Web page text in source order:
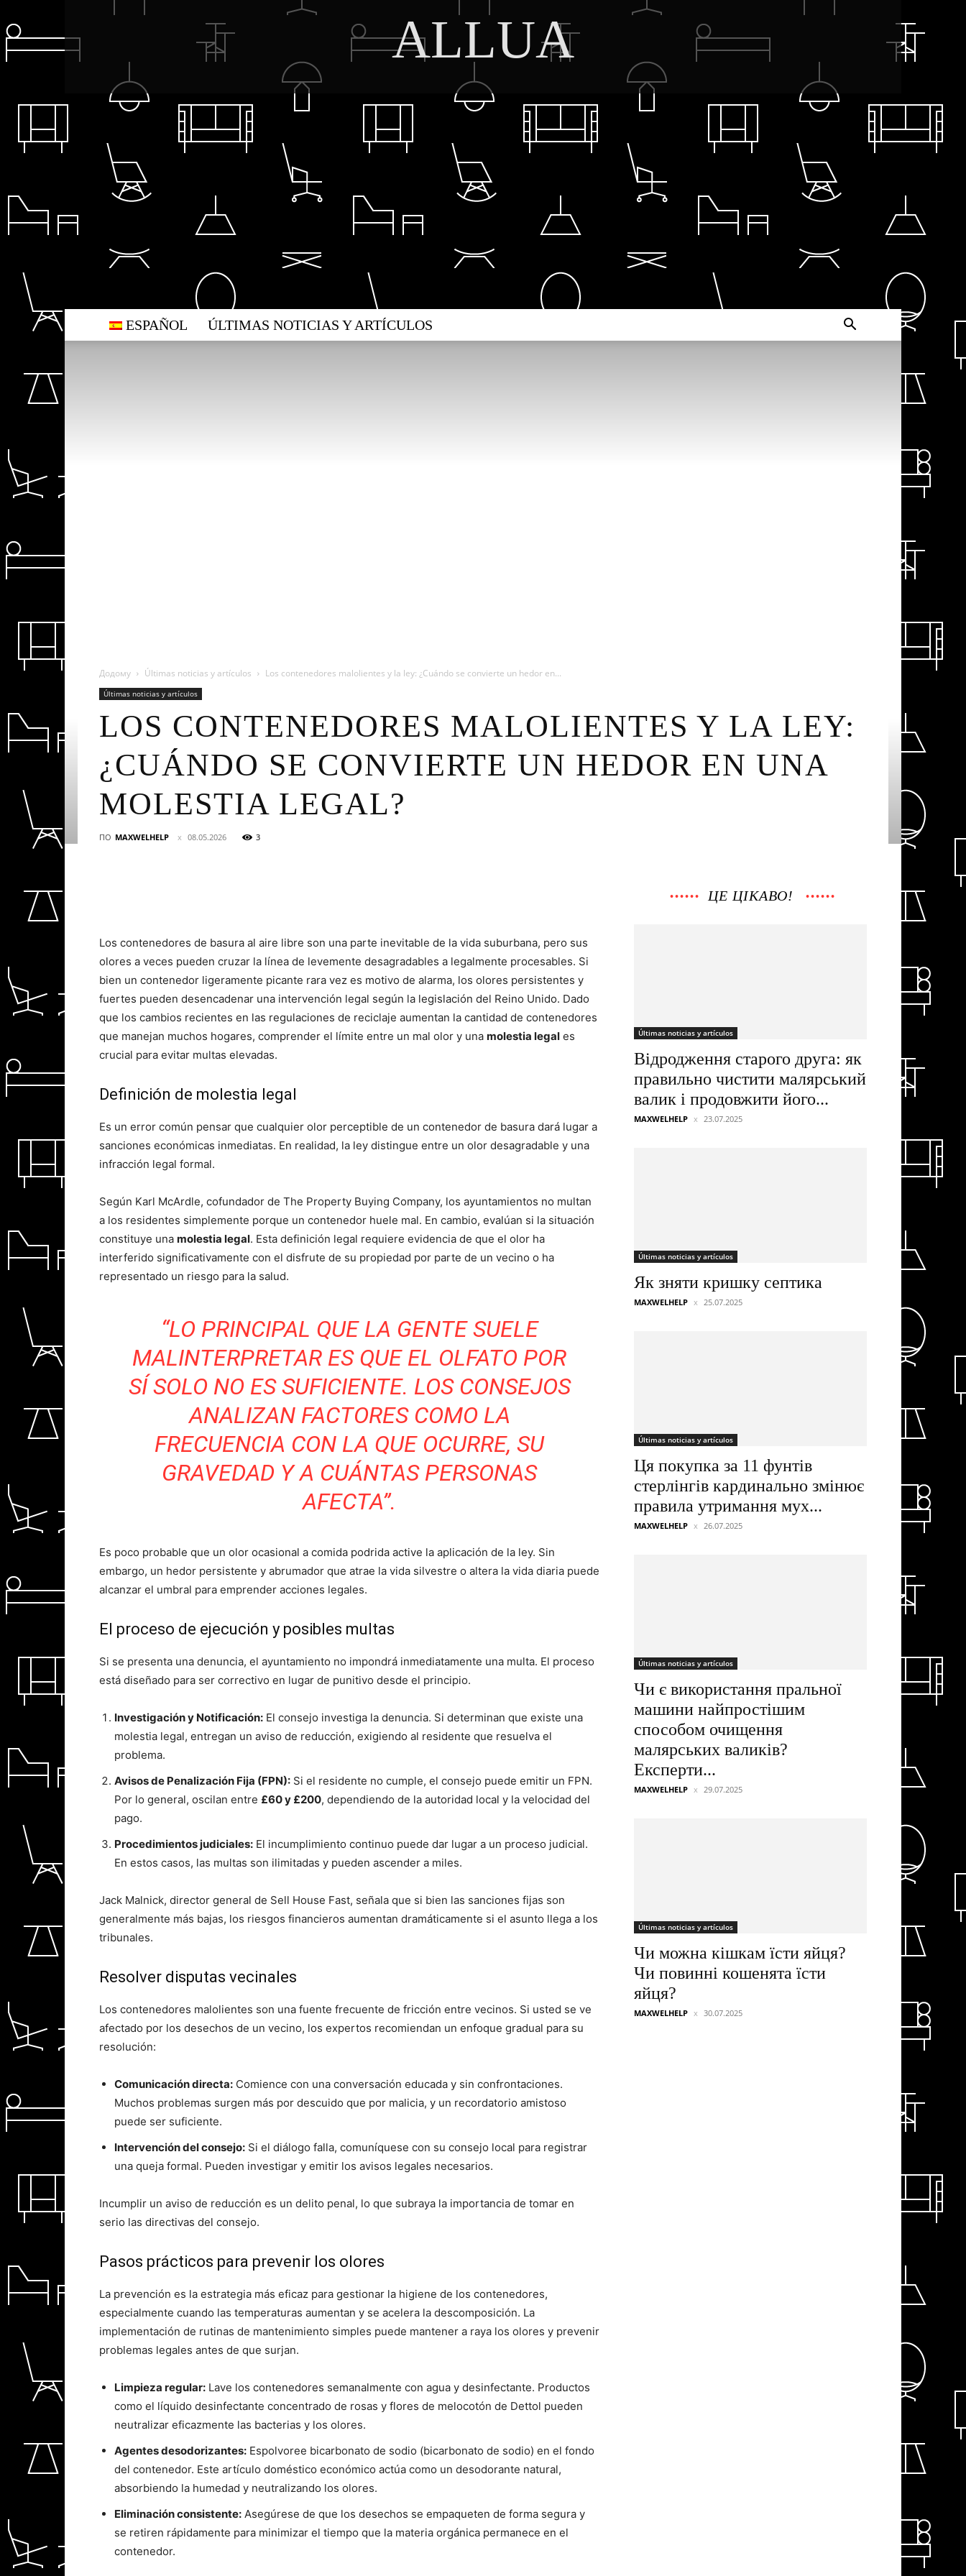
ALLUA
ESPAÑOL ÚLTIMAS NOTICIAS Y ARTÍCULOS
Додому Últimas noticias y artículos Los contenedores malolientes y la ley: ¿Cuándo se convierte un hedor en...
Últimas noticias y artículos
LOS CONTENEDORES MALOLIENTES Y LA LEY:
¿CUÁNDO SE CONVIERTE UN HEDOR EN UNA
MOLESTIA LEGAL?
ПО MAXWELHELP 08.05.2026 3
Los contenedores de basura al aire libre son una parte inevitable de la vida suburbana, pero sus
olores a veces pueden cruzar la línea de levemente desagradables a legalmente procesables. Si
bien un contenedor ligeramente picante rara vez es motivo de alarma, los olores persistentes y
fuertes pueden desencadenar una intervención legal según la legislación del Reino Unido. Dado
que los cambios recientes en las regulaciones de reciclaje aumentan la cantidad de contenedores
que manejan muchos hogares, comprender el límite entre un mal olor y una molestia legal es
crucial para evitar multas elevadas.
Definición de molestia legal
Es un error común pensar que cualquier olor perceptible de un contenedor de basura dará lugar a
sanciones económicas inmediatas. En realidad, la ley distingue entre un olor desagradable y una
infracción legal formal.
Según Karl McArdle, cofundador de The Property Buying Company, los ayuntamientos no multan
a los residentes simplemente porque un contenedor huele mal. En cambio, evalúan si la situación
constituye una molestia legal. Esta definición legal requiere evidencia de que el olor ha
interferido significativamente con el disfrute de su propiedad por parte de un vecino o ha
representado un riesgo para la salud.
“LO PRINCIPAL QUE LA GENTE SUELE
MALINTERPRETAR ES QUE EL OLFATO POR
SÍ SOLO NO ES SUFICIENTE. LOS CONSEJOS
ANALIZAN FACTORES COMO LA
FRECUENCIA CON LA QUE OCURRE, SU
GRAVEDAD Y A CUÁNTAS PERSONAS
AFECTA”.
Es poco probable que un olor ocasional a comida podrida active la aplicación de la ley. Sin
embargo, un hedor persistente y abrumador que atrae la vida silvestre o altera la vida diaria puede
alcanzar el umbral para emprender acciones legales.
El proceso de ejecución y posibles multas
Si se presenta una denuncia, el ayuntamiento no impondrá inmediatamente una multa. El proceso
está diseñado para ser correctivo en lugar de punitivo desde el principio.
Investigación y Notificación: El consejo investiga la denuncia. Si determinan que existe una
molestia legal, entregan un aviso de reducción, exigiendo al residente que resuelva el
problema.
Avisos de Penalización Fija (FPN): Si el residente no cumple, el consejo puede emitir un FPN.
Por lo general, oscilan entre £60 y £200, dependiendo de la autoridad local y la velocidad del
pago.
Procedimientos judiciales: El incumplimiento continuo puede dar lugar a un proceso judicial.
En estos casos, las multas son ilimitadas y pueden ascender a miles.
Jack Malnick, director general de Sell House Fast, señala que si bien las sanciones fijas son
generalmente más bajas, los riesgos financieros aumentan dramáticamente si el asunto llega a los
tribunales.
Resolver disputas vecinales
Los contenedores malolientes son una fuente frecuente de fricción entre vecinos. Si usted se ve
afectado por los desechos de un vecino, los expertos recomiendan un enfoque gradual para su
resolución:
Comunicación directa: Comience con una conversación educada y sin confrontaciones.
Muchos problemas surgen más por descuido que por malicia, y un recordatorio amistoso
puede ser suficiente.
Intervención del consejo: Si el diálogo falla, comuníquese con su consejo local para registrar
una queja formal. Pueden investigar y emitir los avisos legales necesarios.
Incumplir un aviso de reducción es un delito penal, lo que subraya la importancia de tomar en
serio las directivas del consejo.
Pasos prácticos para prevenir los olores
La prevención es la estrategia más eficaz para gestionar la higiene de los contenedores,
especialmente cuando las temperaturas aumentan y se acelera la descomposición. La
implementación de rutinas de mantenimiento simples puede mantener a raya los olores y prevenir
problemas legales antes de que surjan.
Limpieza regular: Lave los contenedores semanalmente con agua y desinfectante. Productos
como el líquido desinfectante concentrado de rosas y flores de melocotón de Dettol pueden
neutralizar eficazmente las bacterias y los olores.
Agentes desodorizantes: Espolvoree bicarbonato de sodio (bicarbonato de sodio) en el fondo
del contenedor. Este artículo doméstico económico actúa como un desodorante natural,
absorbiendo la humedad y neutralizando los olores.
Eliminación consistente: Asegúrese de que los desechos se empaqueten de forma segura y
se retiren rápidamente para minimizar el tiempo que la materia orgánica permanece en el
contenedor.
ЦЕ ЦІКАВО!
Últimas noticias y artículos
Відродження старого друга: як
правильно чистити малярський
валик і продовжити його...
MAXWELHELP 23.07.2025
Últimas noticias y artículos
Як зняти кришку септика
MAXWELHELP 25.07.2025
Últimas noticias y artículos
Ця покупка за 11 фунтів
стерлінгів кардинально змінює
правила утримання мух...
MAXWELHELP 26.07.2025
Últimas noticias y artículos
Чи є використання пральної
машини найпростішим
способом очищення
малярських валиків?
Експерти...
MAXWELHELP 29.07.2025
Últimas noticias y artículos
Чи можна кішкам їсти яйця?
Чи повинні кошенята їсти
яйця?
MAXWELHELP 30.07.2025